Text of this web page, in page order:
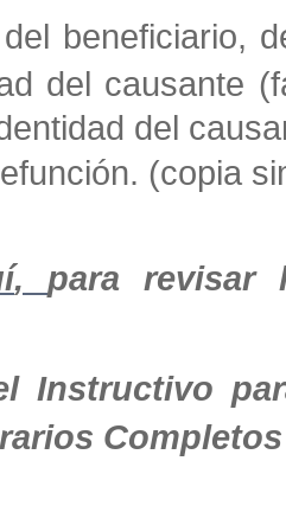
beneficiario,
del causante
del
(copia
,
para revisar